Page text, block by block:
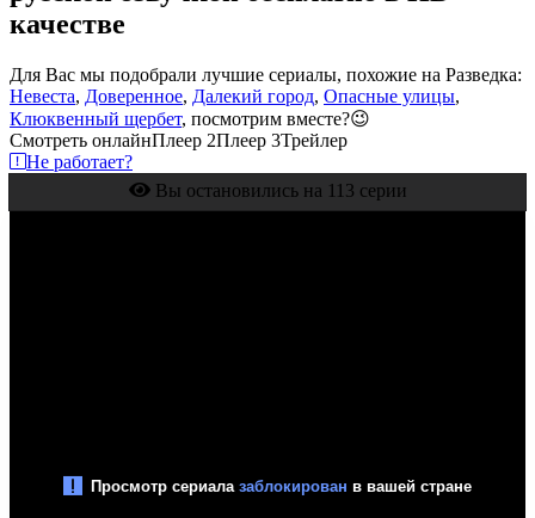
качестве
Для Вас мы подобрали лучшие сериалы, похожие на Разведка:
Невеста, Доверенное, Далекий город, Опасные улицы,
Клюквенный щербет, посмотрим вместе?😉
Смотреть онлайнПлеер 2Плеер 3Трейлер
Не работает?
Вы остановились на 113 серии